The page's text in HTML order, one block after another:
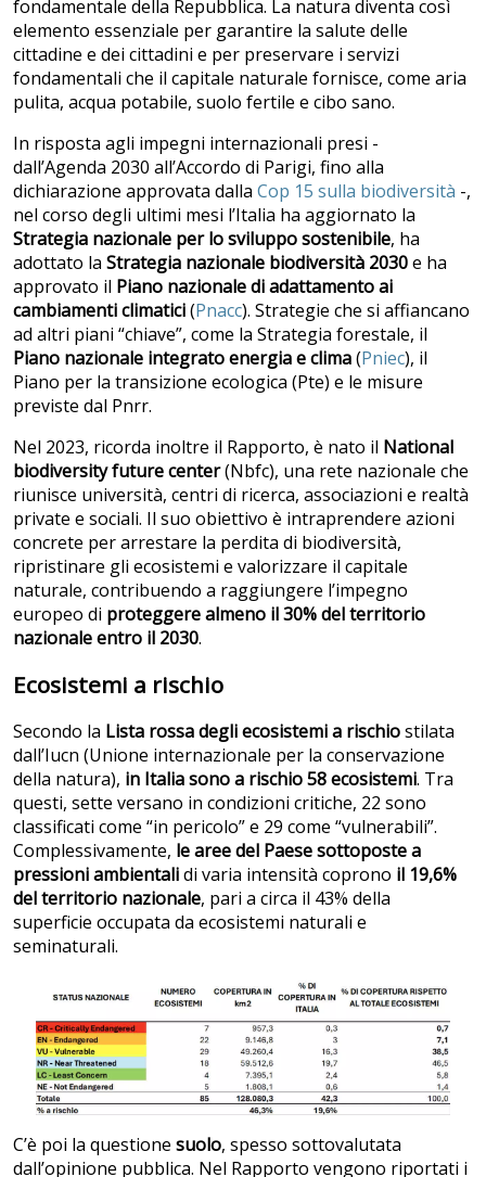
fondamentale della Repubblica. La natura diventa così
elemento essenziale per garantire la salute delle
cittadine e dei cittadini e per preservare i servizi
fondamentali che il capitale naturale fornisce, come aria
pulita, acqua potabile, suolo fertile e cibo sano.
In risposta agli impegni internazionali presi -
dall’Agenda 2030 all’Accordo di Parigi, fino alla
dichiarazione approvata dalla Cop 15 sulla biodiversità -,
nel corso degli ultimi mesi l’Italia ha aggiornato la
Strategia nazionale per lo sviluppo sostenibile, ha
adottato la Strategia nazionale biodiversità 2030e ha
approvato il Piano nazionale di adattamento ai
cambiamenti climatici(Pnacc). Strategie che si affiancano
ad altri piani “chiave”, come la Strategia forestale, il
Piano nazionale integrato energia e clima(Pniec), il
Piano per la transizione ecologica (Pte) e le misure
previste dal Pnrr.
Nel 2023, ricorda inoltre il Rapporto, è nato il National
biodiversity future center(Nbfc), una rete nazionale che
riunisce università, centri di ricerca, associazioni e realtà
private e sociali. Il suo obiettivo è intraprendere azioni
concrete per arrestare la perdita di biodiversità,
ripristinare gli ecosistemi e valorizzare il capitale
naturale, contribuendo a raggiungere l’impegno
europeo di proteggere almeno il 30% del territorio
nazionale entro il 2030.
Ecosistemi a rischio
Secondo la Lista rossa degli ecosistemi a rischiostilata
dall’Iucn (Unione internazionale per la conservazione
della natura), in Italia sono a rischio 58 ecosistemi. Tra
questi, sette versano in condizioni critiche, 22 sono
classificati come “in pericolo” e 29 come “vulnerabili”.
Complessivamente, le aree del Paese sottoposte a
pressioni ambientalidi varia intensità coprono il 19,6%
del territorio nazionale, pari a circa il 43% della
superficie occupata da ecosistemi naturali e
seminaturali.
C’è poi la questione suolo, spesso sottovalutata
dall’opinione pubblica. Nel Rapporto vengono riportati i